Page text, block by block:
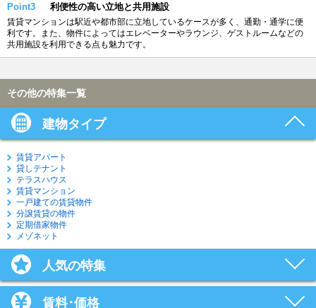
Point3 利便性の高い立地と共用施設
賃貸マンションは駅近や都市部に立地しているケースが多く、通勤・通学に便
利です。また、物件によってはエレベーターやラウンジ、ゲストルームなどの
共用施設を利用できる点も魅力です。
その他の特集一覧
建物タイプ
賃貸アパート
貸しテナント
テラスハウス
賃貸マンション
一戸建ての賃貸物件
分譲賃貸の物件
定期借家物件
メゾネット
人気の特集
賃料･価格